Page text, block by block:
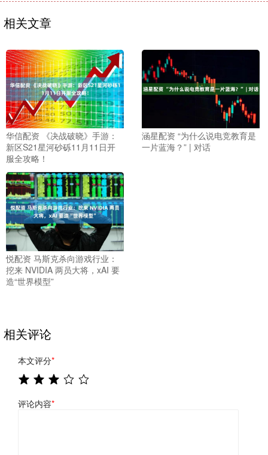
相关文章
华信配资 《决战破晓》手游：
新区S21星河砂砾11月11日开
服全攻略！
涵星配资 “为什么说电竞教育是
一片蓝海？” | 对话
悦配资 马斯克杀向游戏行业：
挖来 NVIDIA 两员大将，xAI 要
造“世界模型”
相关评论
本文评分*
评论内容*